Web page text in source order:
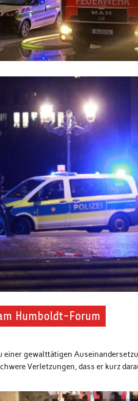
Humboldt-Forum
einer gewalttätigen
Verletzungen, dass er kurz